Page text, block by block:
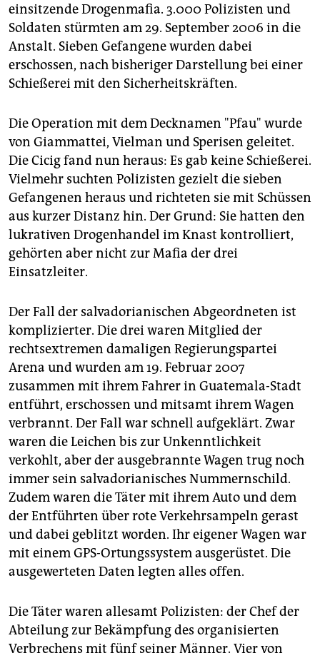
einsitzende Drogenmafia. 3.000 Polizisten und
Soldaten stürmten am 29. September 2006 in die
Anstalt. Sieben Gefangene wurden dabei
erschossen, nach bisheriger Darstellung bei einer
Schießerei mit den Sicherheitskräften.
Die Operation mit dem Decknamen "Pfau" wurde
von Giammattei, Vielman und Sperisen geleitet.
Die Cicig fand nun heraus: Es gab keine Schießerei.
Vielmehr suchten Polizisten gezielt die sieben
Gefangenen heraus und richteten sie mit Schüssen
aus kurzer Distanz hin. Der Grund: Sie hatten den
lukrativen Drogenhandel im Knast kontrolliert,
gehörten aber nicht zur Mafia der drei
Einsatzleiter.
Der Fall der salvadorianischen Abgeordneten ist
komplizierter. Die drei waren Mitglied der
rechtsextremen damaligen Regierungspartei
Arena und wurden am 19. Februar 2007
zusammen mit ihrem Fahrer in Guatemala-Stadt
entführt, erschossen und mitsamt ihrem Wagen
verbrannt. Der Fall war schnell aufgeklärt. Zwar
waren die Leichen bis zur Unkenntlichkeit
verkohlt, aber der ausgebrannte Wagen trug noch
immer sein salvadorianisches Nummernschild.
Zudem waren die Täter mit ihrem Auto und dem
der Entführten über rote Verkehrsampeln gerast
und dabei geblitzt worden. Ihr eigener Wagen war
mit einem GPS-Ortungssystem ausgerüstet. Die
ausgewerteten Daten legten alles offen.
Die Täter waren allesamt Polizisten: der Chef der
Abteilung zur Bekämpfung des organisierten
Verbrechens mit fünf seiner Männer. Vier von